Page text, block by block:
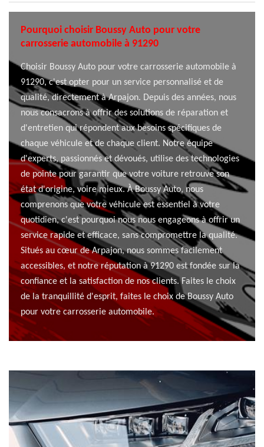
Pourquoi choisir Boussy Auto pour votre
carrosserie automobile à 91290
Choisir Boussy Auto pour votre carrosserie automobile à
91290, c'est opter pour un service personnalisé et de
qualité, directement à Arpajon. Depuis des années, nous
nous consacrons à offrir des solutions de réparation et
d'entretien qui répondent aux besoins spécifiques de
chaque véhicule et de chaque client. Notre équipe
d'experts, passionnés et dévoués, utilise des technologies
de pointe pour garantir que votre voiture retrouve son
état d'origine, voire mieux. À Boussy Auto, nous
comprenons que votre véhicule est essentiel à votre
quotidien, c'est pourquoi nous nous engageons à offrir un
service rapide et efficace, sans compromettre la qualité.
Situés au cœur de Arpajon, nous sommes facilement
accessibles, et notre réputation à 91290 est fondée sur la
confiance et la satisfaction de nos clients. Faites le choix
de la tranquillité d'esprit, faites le choix de Boussy Auto
pour votre carrosserie automobile.